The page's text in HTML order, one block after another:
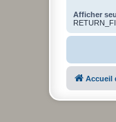
Afficher
Accueil